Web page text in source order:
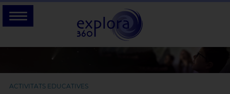
ACTIVITATS EDUCATIVES